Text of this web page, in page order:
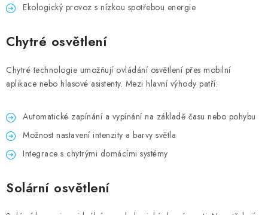
Ekologický provoz s nízkou spotřebou energie
Chytré osvětlení
Chytré technologie umožňují ovládání osvětlení přes mobilní
aplikace nebo hlasové asistenty. Mezi hlavní výhody patří:
Automatické zapínání a vypínání na základě času nebo pohybu
Možnost nastavení intenzity a barvy světla
Integrace s chytrými domácími systémy
Solární osvětlení